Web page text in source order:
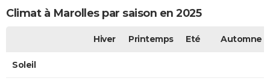
Climat à Marolles par saison en 2025
Hiver Printemps Eté Automne
Soleil